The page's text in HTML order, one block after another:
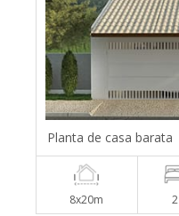
Planta de casa barata
8x20m 2